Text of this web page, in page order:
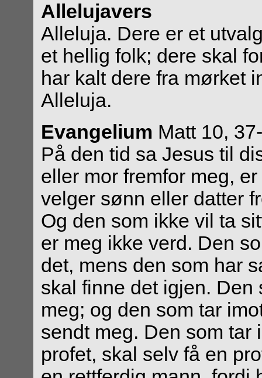
Allelujavers
Alleluja. Dere er et
et hellig folk; dere skal
har kalt dere fra mørket
Alleluja.
Evangelium Matt 10,
På den tid sa Jesus til
eller mor fremfor meg,
velger sønn eller datter
Og den som ikke vil ta
er meg ikke verd. Den
det, mens den som har
skal finne det igjen. Den
meg; og den som tar
sendt meg. Den som tar
profet, skal selv få en